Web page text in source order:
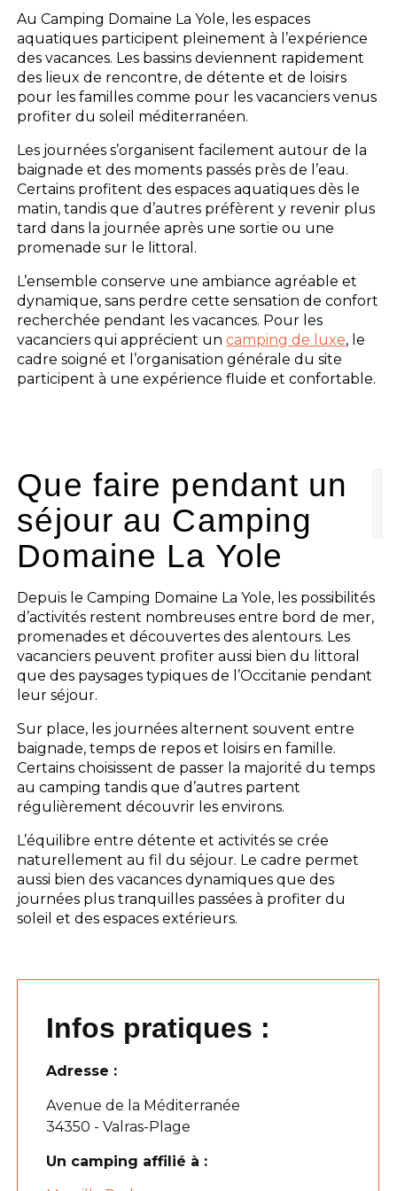
Au Camping Domaine La Yole, les espaces
aquatiques participent pleinement à l’expérience
des vacances. Les bassins deviennent rapidement
des lieux de rencontre, de détente et de loisirs
pour les familles comme pour les vacanciers venus
profiter du soleil méditerranéen.
Les journées s’organisent facilement autour de la
baignade et des moments passés près de l’eau.
Certains profitent des espaces aquatiques dès le
matin, tandis que d’autres préfèrent y revenir plus
tard dans la journée après une sortie ou une
promenade sur le littoral.
L’ensemble conserve une ambiance agréable et
dynamique, sans perdre cette sensation de confort
recherchée pendant les vacances. Pour les
vacanciers qui apprécient uncamping de luxe, le
cadre soigné et l’organisation générale du site
participent à une expérience fluide et confortable.
Que faire pendant un
séjour au Camping
Domaine La Yole
Depuis le Camping Domaine La Yole, les possibilités
d’activités restent nombreuses entre bord de mer,
promenades et découvertes des alentours. Les
vacanciers peuvent profiter aussi bien du littoral
que des paysages typiques de l’Occitanie pendant
leur séjour.
Sur place, les journées alternent souvent entre
baignade, temps de repos et loisirs en famille.
Certains choisissent de passer la majorité du temps
au camping tandis que d’autres partent
régulièrement découvrir les environs.
L’équilibre entre détente et activités se crée
naturellement au fil du séjour. Le cadre permet
aussi bien des vacances dynamiques que des
journées plus tranquilles passées à profiter du
soleil et des espaces extérieurs.
Infos pratiques :
Adresse :
Avenue de la Méditerranée
34350 - Valras-Plage
Un camping affilié à :